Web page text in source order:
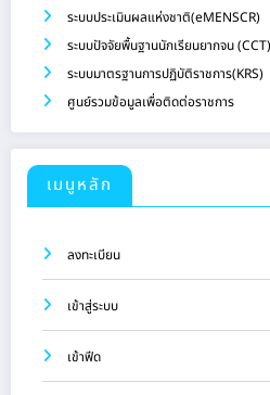
ระบบประเมินผลแห่งชาติ(eMENSCR)
ระบบปัจจัยพื้นฐานนักเรียนยากจน (CCT)
ระบบมาตรฐานการปฏิบัติราชการ(KRS)
ศูนย์รวมข้อมูลเพื่อติดต่อราชการ
เมนูหลัก
ลงทะเบียน
เข้าสู่ระบบ
เข้าฟีด